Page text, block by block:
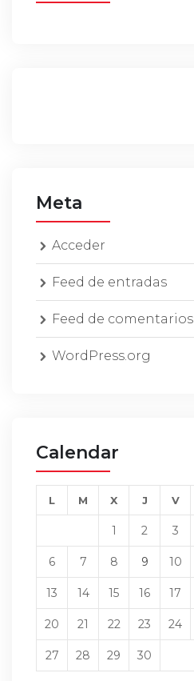
Meta
Acceder
Feed de entradas
Feed de comentarios
WordPress.org
Calendar
L M X J V
1 2 3
6 7 8 9 10
13 14 15 16 17
20 21 22 23 24
27 28 29 30